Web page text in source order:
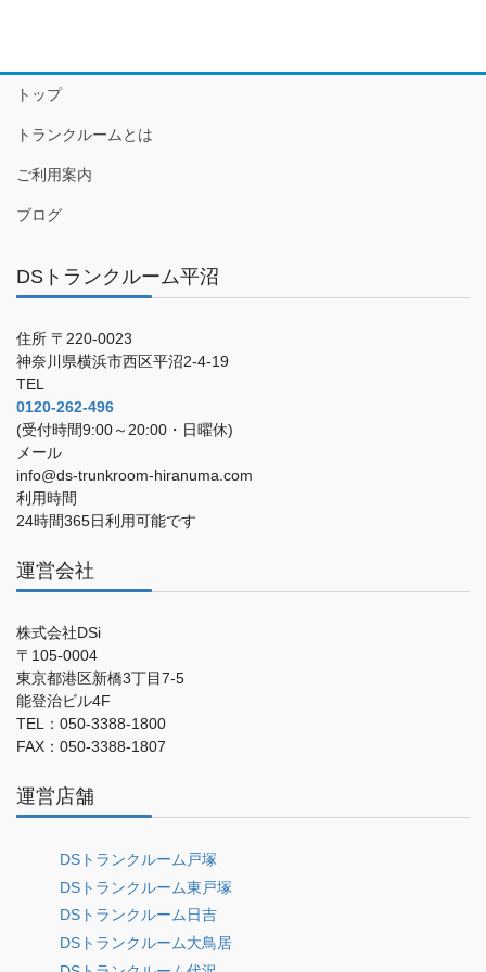
トップ
トランクルームとは
ご利用案内
ブログ
DSトランクルーム平沼
住所 〒220-0023
神奈川県横浜市西区平沼2-4-19
TEL
0120-262-496
(受付時間9:00～20:00・日曜休)
メール
info@ds-trunkroom-hiranuma.com
利用時間
24時間365日利用可能です
運営会社
株式会社DSi
〒105-0004
東京都港区新橋3丁目7-5
能登治ビル4F
TEL：050-3388-1800
FAX：050-3388-1807
運営店舗
DSトランクルーム戸塚
DSトランクルーム東戸塚
DSトランクルーム日吉
DSトランクルーム大鳥居